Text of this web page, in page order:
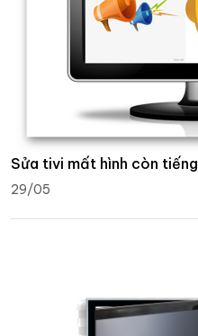
Sửa tivi mất hình còn tiếng
29/05